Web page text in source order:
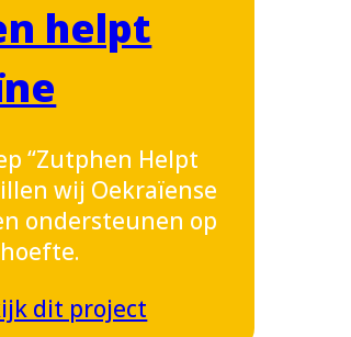
helpt
“Zutphen Helpt
wij Oekraïense
ondersteunen op
dit project